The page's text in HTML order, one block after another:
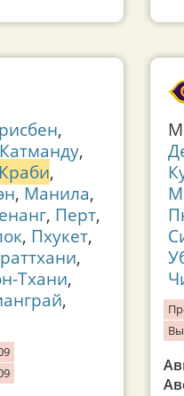
,
Катманду,
Краби,
, Манила,
, Перт,
, Пхукет,
,
Тхани,
,